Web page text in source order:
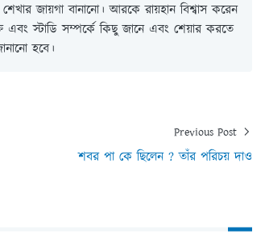
জায়গা বানানো। আরকে রায়হান বিশ্বাস করেন
এবং স্টাডি সম্পর্কে কিছু জানে এবং শেয়ার করতে
হবে।
Previous Post
শবর পা কে ছিলেন ? তাঁর পরিচয় দাও